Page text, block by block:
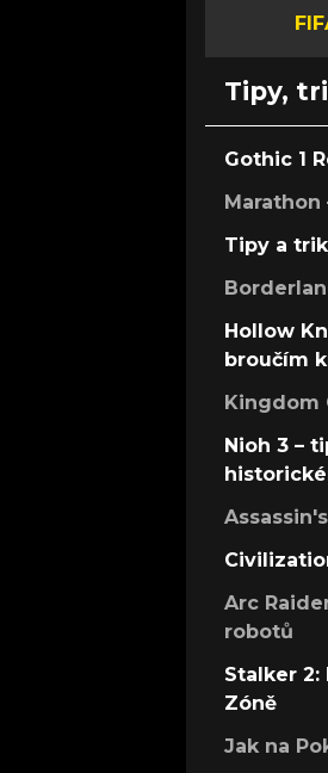
Tipy,
Gothic 1
Tipy a
Hollow
broučím
Kingdom
Nioh 3 –
Arc
robotů
Stalker
Zóně
Jak na